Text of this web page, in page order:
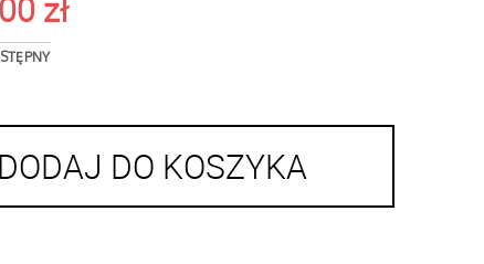
zł
DODAJ DO KOSZYKA